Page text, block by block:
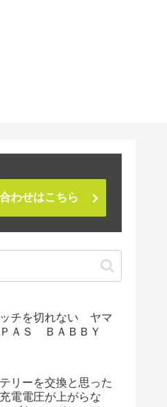
わせはこちら
チを切れない ヤマ
ＡＳ ＢＡＢＢＹ
リーを交換と思った
電電圧が上がらな